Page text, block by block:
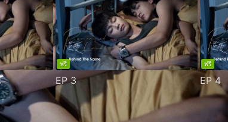
ฟรี
EP3
ฟรี
EP4